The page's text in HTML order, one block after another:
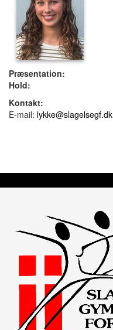
Præsentation:
Hold:
Kontakt:
E-mail: lykke@slagelsegf.dk